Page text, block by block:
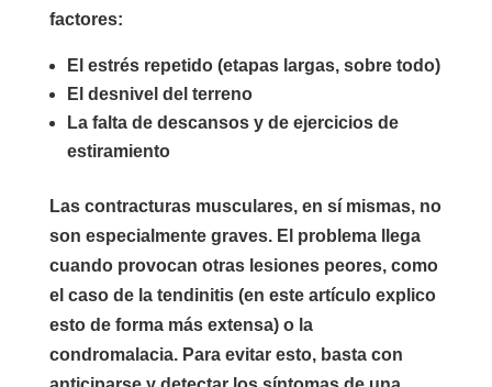
factores:
El estrés repetido (etapas largas, sobre todo)
El desnivel del terreno
La falta de descansos y de ejercicios de
estiramiento
Las contracturas musculares, en sí mismas, no
son especialmente graves. El problema llega
cuando provocan otras lesiones peores, como
el caso de la tendinitis (en este artículo explico
esto de forma más extensa) o la
condromalacia. Para evitar esto, basta con